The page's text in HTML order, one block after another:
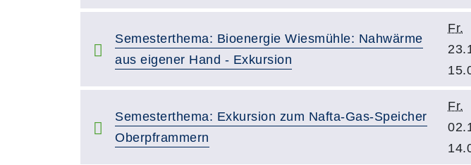
Semesterthema: Bioenergie Wiesmühle: Nahwärme
aus eigener Hand - Exkursion
Fr.
Semesterthema: Exkursion zum Nafta-Gas-Speicher
Oberpframmern
Fr.